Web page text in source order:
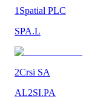
1Spatial PLC
SPA.L
2Crsi SA
AL2SI.PA